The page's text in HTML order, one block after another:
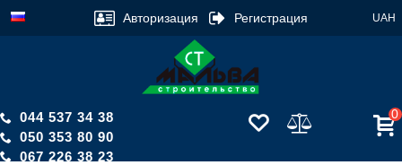
UAH
Авторизация Регистрация
044 537 34 38
050 353 80 90
067 226 38 23
0